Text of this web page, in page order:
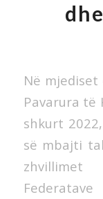
Në
Pavarura të
shkurt
së mbajti